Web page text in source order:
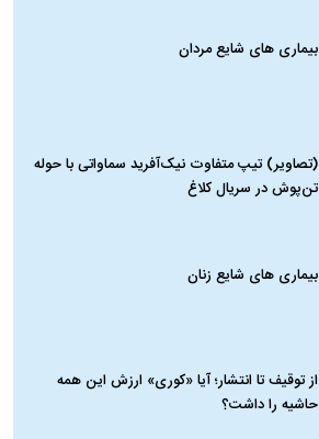
بیماری‌ های شایع مردان
(تصاویر) تیپ متفاوت نیک‌آفرید سماواتی با حوله
تن‌پوش در سریال کلاغ
بیماری‌ های شایع زنان
از توقیف تا انتشار؛ آیا «کوری» ارزش این همه
حاشیه را داشت؟